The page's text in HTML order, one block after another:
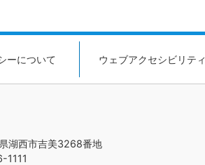
ーについて ウェブアクセシビリティ
湖西市吉美3268番地
1111